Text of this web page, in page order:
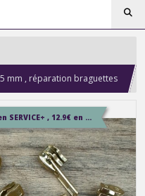
mm , réparation braguettes
LIVRAISON 5€ en COURRIER SUIVI , 7.5€ en SERVICE+ , 12.9€ en COLISSIMO